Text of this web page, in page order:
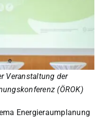
Veranstaltung der
(ÖROK)
Energieraumplanung